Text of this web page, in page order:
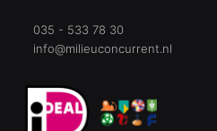
035 - 533 78 30
info@milieuconcurrent.nl